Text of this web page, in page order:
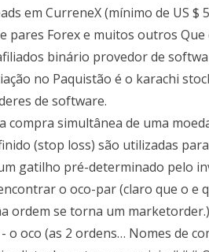
em CurreneX (mínimo de US $
pares Forex e muitos outros
binário provedor de
no Paquistão é o karachi
de software.
compra simultânea de uma
(stop loss) são utilizadas
gatilho pré-determinado pelo
o oco-par (claro que o e
ordem se torna um
o oco (as 2 ordens… Nomes de